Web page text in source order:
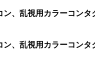
、乱視用カラーコン
、乱視用カラーコン